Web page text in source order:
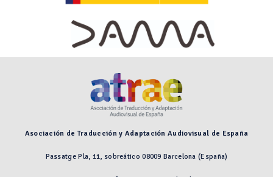
Asociación de Traducción y Adaptación Audiovisual de España
Passatge Pla, 11, sobreático 08009 Barcelona (España)